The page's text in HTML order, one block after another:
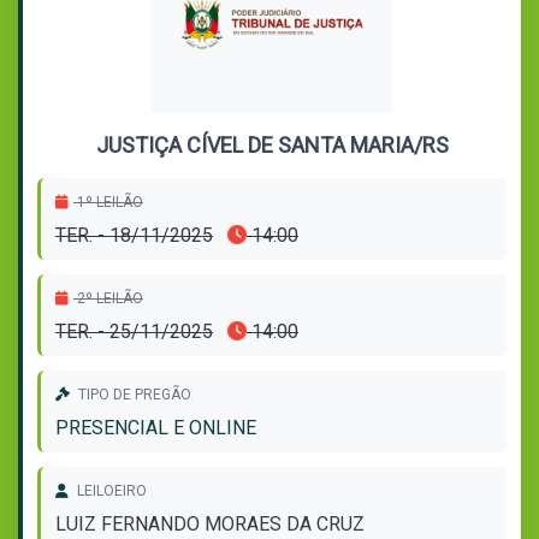
JUSTIÇA CÍVEL DE SANTA MARIA/RS
1º LEILÃO
TER. - 18/11/2025 14:00
2º LEILÃO
TER. - 25/11/2025 14:00
TIPO DE PREGÃO
PRESENCIAL E ONLINE
LEILOEIRO
LUIZ FERNANDO MORAES DA CRUZ